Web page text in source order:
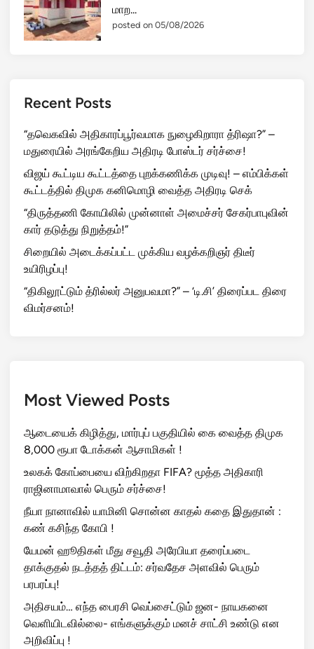
மாற...
posted on 05/08/2026
Recent Posts
“தவெகவில் அதிகாரப்பூர்வமாக நுழைகிறாரா த்ரிஷா?” –
மதுரையில் அரங்கேறிய அதிரடி போஸ்டர் சர்ச்சை!
விஜய் கூட்டிய கூட்டத்தை புறக்கணிக்க முடிவு! – எம்பிக்கள்
கூட்டத்தில் திமுக கனிமொழி வைத்த அதிரடி செக்
“திருத்தணி கோயிலில் முன்னாள் அமைச்சர் சேகர்பாபுவின்
கார் தடுத்து நிறுத்தம்!”
சிறையில் அடைக்கப்பட்ட முக்கிய வழக்கறிஞர் திடீர்
உயிரிழப்பு!
“திகிலூட்டும் த்ரில்லர் அனுபவமா?” – ‘டி.சி’ திரைப்பட திரை
விமர்சனம்!
Most Viewed Posts
ஆடையைக் கிழித்து, மார்புப் பகுதியில் கை வைத்த திமுக
8,000 ரூபா டோக்கன் ஆசாமிகள் !
உலகக் கோப்பையை விற்கிறதா FIFA? மூத்த அதிகாரி
ராஜினாமாவால் பெரும் சர்ச்சை!
நீயா நானாவில் யாமினி சொன்ன காதல் கதை இதுதான் :
கண் கசிந்த கோபி !
யேமன் ஹூதிகள் மீது சவூதி அரேபியா தரைப்படை
தாக்குதல் நடத்தத் திட்டம்: சர்வதேச அளவில் பெரும்
பரபரப்பு!
அதிசயம்… எந்த பைரசி வெப்சைட்டும் ஜன- நாயகனை
வெளியிடவில்லை- எங்களுக்கும் மனச் சாட்சி உண்டு என
அறிவிப்பு !